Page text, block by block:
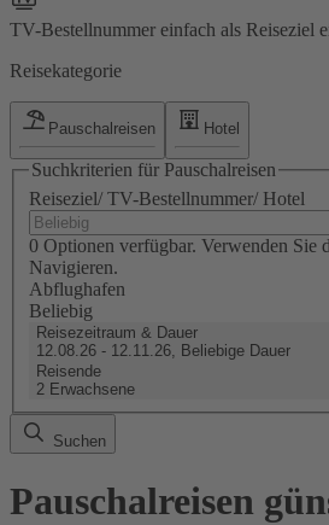
TV-Bestellnummer einfach als Reiseziel
Reisekategorie
Pauschalreisen Hotel
Suchkriterien für Pauschalreisen
Reiseziel/ TV-Bestellnummer/ Hotel
0 Optionen verfügbar. Verwenden Sie
Navigieren.
Abflughafen
Beliebig
Reisezeitraum & Dauer
12.08.26 - 12.11.26, Beliebige Dauer
Reisende
2 Erwachsene
Suchen
Pauschalreisen